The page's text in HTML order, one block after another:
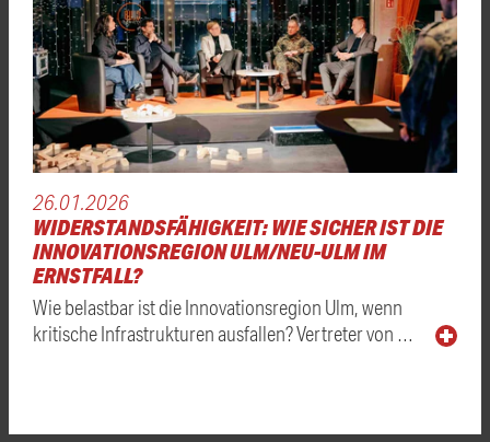
26.01.2026
WIDERSTANDSFÄHIGKEIT: WIE SICHER IST DIE
INNOVATIONSREGION ULM/NEU-ULM IM
ERNSTFALL?
Wie belastbar ist die Innovationsregion Ulm, wenn
kritische Infrastrukturen ausfallen? Vertreter von …